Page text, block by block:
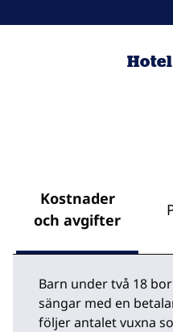
Kostnader
och avgifter
Barn under två 18
sängar med en
följer antalet vuxna